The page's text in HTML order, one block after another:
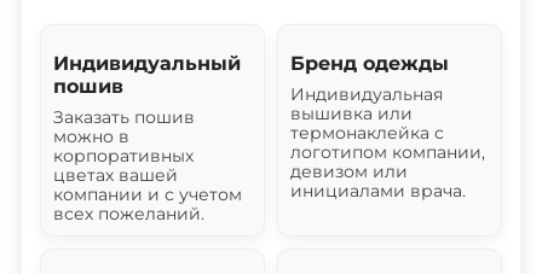
Индивидуальный
пошив
Заказать пошив
можно в
корпоративных
цветах вашей
компании и с учетом
всех пожеланий.
Бренд одежды
Индивидуальная
вышивка или
термонаклейка с
логотипом компании,
девизом или
инициалами врача.